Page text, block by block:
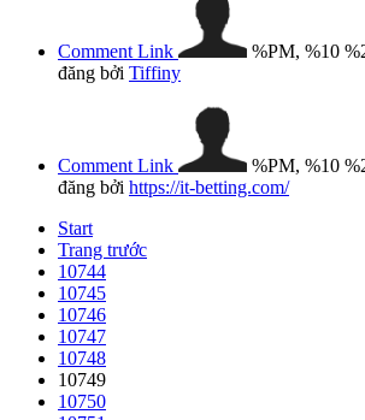
Comment Link
%PM, %10
đăng bởi Tiffiny
Comment Link
%PM, %10
đăng bởi https://it-betting.com/
Start
Trang trước
10744
10745
10746
10747
10748
10749
10750